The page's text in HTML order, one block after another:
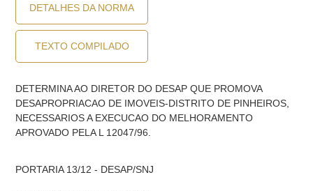
DETALHES DA NORMA
TEXTO COMPILADO
DETERMINA AO DIRETOR DO DESAP QUE PROMOVA
DESAPROPRIACAO DE IMOVEIS-DISTRITO DE PINHEIROS,
NECESSARIOS A EXECUCAO DO MELHORAMENTO
APROVADO PELA L 12047/96.
PORTARIA 13/12 - DESAP/SNJ